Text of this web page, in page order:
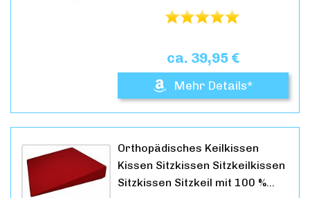
ca. 39,95 €
Mehr Details*
Orthopädisches Keilkissen
Kissen Sitzkissen Sitzkeilkissen
Sitzkissen Sitzkeil mit 100 %…